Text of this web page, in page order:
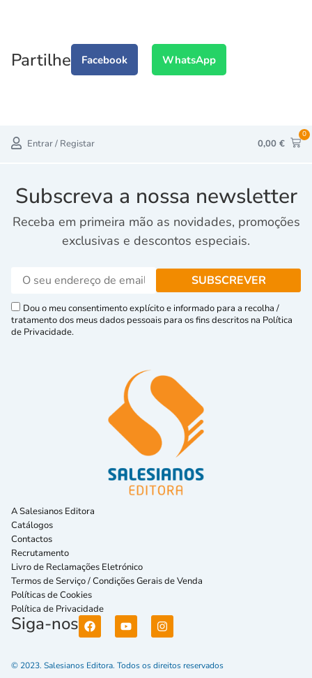
Partilhe Facebook WhatsApp
Entrar / Registar 0,00 €
0
Subscreva a nossa newsletter
Receba em primeira mão as novidades, promoções
exclusivas e descontos especiais.
Dou o meu consentimento explícito e informado para a recolha /
tratamento dos meus dados pessoais para os fins descritos na Política
de Privacidade.
A Salesianos Editora
Catálogos
Contactos
Recrutamento
Livro de Reclamações Eletrónico
Termos de Serviço / Condições Gerais de Venda
Políticas de Cookies
Política de Privacidade
Siga-nos
© 2023. Salesianos Editora. Todos os direitos reservados